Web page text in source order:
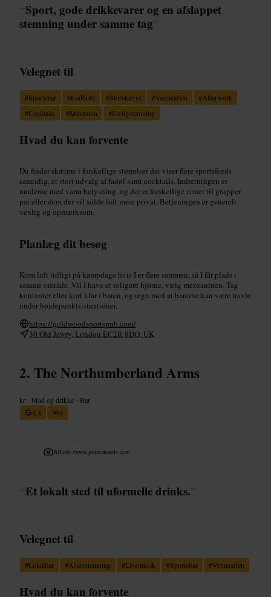
“Sport, gode drikkevarer og en afslappet
stemning under samme tag”
Velegnet til
#Sportsbar #Fodbold #Storskærm #Venneaften #Afterwork
#Cocktails #Mezzanin #Livligstemning
Hvad du kan forvente
Du finder skærme i forskellige størrelser der viser flere sportsfeeds
samtidig, et stort udvalg af fadøl samt cocktails. Indretningen er
moderne med varm belysning, og der er forskellige zoner til grupper,
par eller dem der vil sidde lidt mere privat. Betjeningen er generelt
venlig og opmærksom.
Planlæg dit besøg
Kom lidt tidligt på kampdage hvis I er flere sammen, så I får plads i
samme område. Vil I have et roligere hjørne, vælg mezzaninen. Tag
kontanter eller kort klar i baren, og regn med at barerne kan være travle
under højdepunktssituationer.
https://goldwoodsportspub.com/
30 Old Jewry, London EC2R 8DQ, UK
The Northumberland Arms
kr • Mad og drikke • Bar
4,4
5
Billede /www.pointahotels.com
“Et lokalt sted til uformelle drinks.”
Velegnet til
#Lokalbar #Aftenstemning #Livemusik #Sportsbar #Venneaften
Hvad du kan forvente